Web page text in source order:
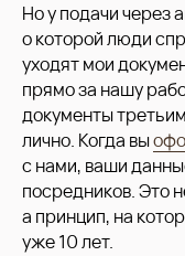
Но у подачи через
о которой люди
уходят мои
прямо за нашу
документы
лично. Когда вы
с нами, ваши
посредников. Это
а принцип, на
уже 10 лет.